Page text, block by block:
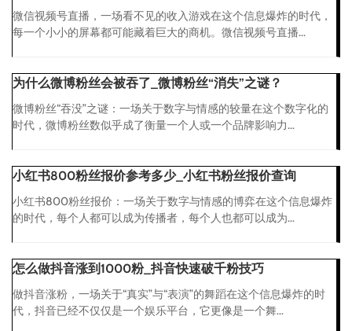
微信视频号直播，一场看不见的收入游戏在这个信息爆炸的时代，
每一个小小的屏幕都可能藏着巨大的商机。微信视频号直播...
为什么微博粉丝会被吞了_微博粉丝“消失”之谜？
微博粉丝“吞没”之谜：一场关于数字与情感的较量在这个数字化的
时代，微博粉丝数似乎成了衡量一个人或一个品牌影响力...
小红书800粉丝报价参考多少_小红书粉丝报价查询
小红书800粉丝报价：一场关于数字与情感的博弈在这个信息爆炸
的时代，每个人都可以成为传播者，每个人也都可以成为...
怎么做抖音涨到1000粉_抖音快速破千粉技巧
做抖音涨粉，一场关于“真实”与“表演”的舞蹈在这个信息爆炸的时
代，抖音已经不仅仅是一个娱乐平台，它更像是一个舞...